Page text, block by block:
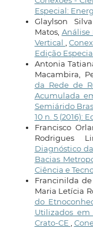
Especial:
Glaylson
Matos, Análise
Vertical
,
Edição
Antonia
Macambira,
da Rede de
Acumulada
Semiárido
10 n. 5 (2016):
Francisco
Rodrigues
Diagnóstico
Bacias
Ciência e
Francinilda
Maria Letícia
do
Utilizados
Crato-CE